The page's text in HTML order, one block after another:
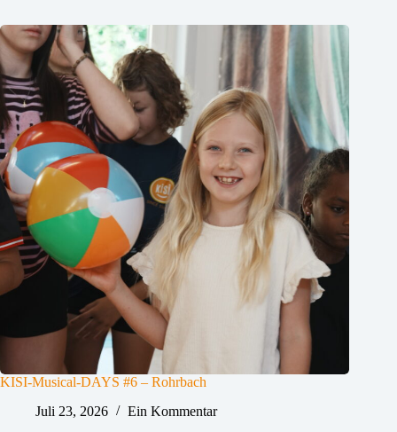
KISI-Musical-DAYS #6 – Rohrbach
Juli 23, 2026
Ein Kommentar